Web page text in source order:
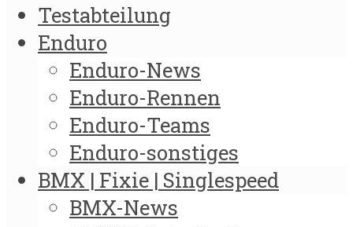
Testabteilung
Enduro
Enduro-News
Enduro-Rennen
Enduro-Teams
Enduro-sonstiges
BMX | Fixie | Singlespeed
BMX-News